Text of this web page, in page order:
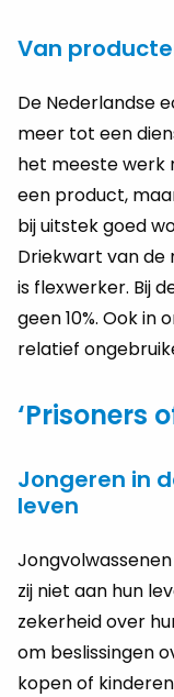
Van
De Ne­der­land­se
meer tot een
het mees­te werk
een pro­duct,
bij uit­stek goed
Drie­kwart van de
is flex­wer­ker. Bij
geen 10%. Ook in
re­la­tief
‘Prisoners
Jongeren in
leven
zij niet aan hun
ze­ker­heid over
om be­slis­sin­gen
kopen of